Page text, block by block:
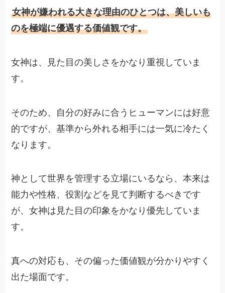
女神が嫌われる大きな理由のひとつは、美しいも
のを極端に優遇する価値観です。
女神は、見た目の美しさをかなり重視していま
す。
そのため、自分の好みに合うヒューマンには好意
的ですが、基準から外れる相手には一気に冷たく
なります。
神として世界を管理する立場にいるなら、本来は
能力や性格、役割などを見て判断するべきです
が、女神は見た目の印象をかなり優先していま
す。
真への対応も、その偏った価値観が分かりやすく
出た場面です。